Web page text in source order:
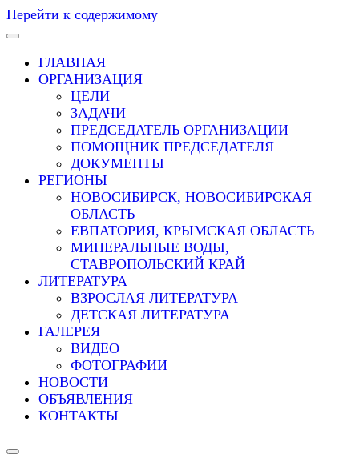
Перейти к содержимому
ГЛАВНАЯ
ОРГАНИЗАЦИЯ
ЦЕЛИ
ЗАДАЧИ
ПРЕДСЕДАТЕЛЬ ОРГАНИЗАЦИИ
ПОМОЩНИК ПРЕДСЕДАТЕЛЯ
ДОКУМЕНТЫ
РЕГИОНЫ
НОВОСИБИРСК, НОВОСИБИРСКАЯ
ОБЛАСТЬ
ЕВПАТОРИЯ, КРЫМСКАЯ ОБЛАСТЬ
МИНЕРАЛЬНЫЕ ВОДЫ,
СТАВРОПОЛЬСКИЙ КРАЙ
ЛИТЕРАТУРА
ВЗРОСЛАЯ ЛИТЕРАТУРА
ДЕТСКАЯ ЛИТЕРАТУРА
ГАЛЕРЕЯ
ВИДЕО
ФОТОГРАФИИ
НОВОСТИ
ОБЪЯВЛЕНИЯ
КОНТАКТЫ